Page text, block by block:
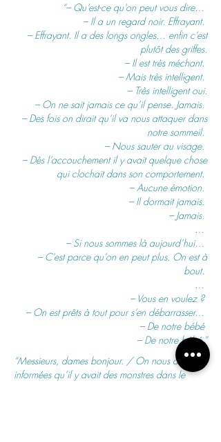
“– Qu’est-ce qu’on peut vous dire…
– Il a un regard noir. Effrayant.
– Effrayant. Il a des longs ongles… enfin c’est
plutôt des griffes.
– Il est très méchant.
– Mais très intelligent.
– Très intelligent oui.
– On ne sait jamais ce qu’il pense. Jamais.
– Des fois on dirait qu’il va nous attaquer dans
notre sommeil.
– Nous sauter au visage.
– Dès l’accouchement il y avait quelque chose
qui clochait dans son comportement.
– Aucune émotion.
– Il dormait jamais.
– Jamais.
…
– Si nous sommes là aujourd’hui…
– C’est parce qu’on en peut plus. On est à
bout.
…
– Vous en voulez ?
– On est prêts à tout pour s’en débarrasser…
– De notre bébé
– De notre bébé.”
“Messieurs, dames bonjour. / On nous a
informées qu’il y avait des monstres dans le